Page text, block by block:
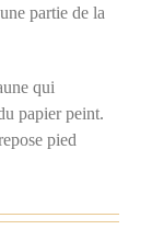
partie de la
qui
papier peint.
pied